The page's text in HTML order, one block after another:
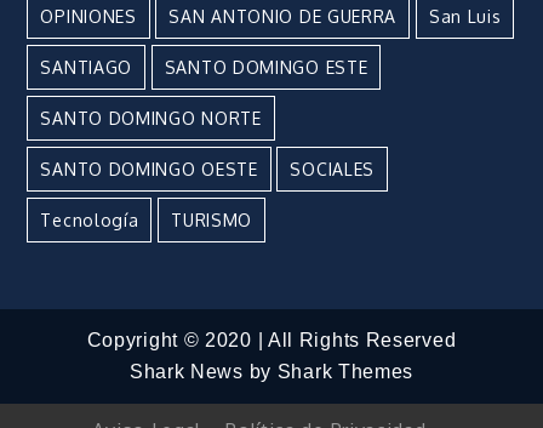
OPINIONES SAN ANTONIO DE GUERRA San Luis
SANTIAGO SANTO DOMINGO ESTE
SANTO DOMINGO NORTE
SANTO DOMINGO OESTE SOCIALES
Tecnología TURISMO
Copyright © 2020 | All Rights Reserved
Shark News by Shark Themes